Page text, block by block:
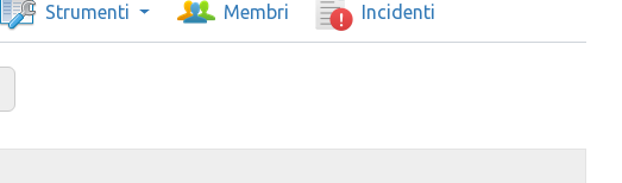
Strumenti Membri Incidenti